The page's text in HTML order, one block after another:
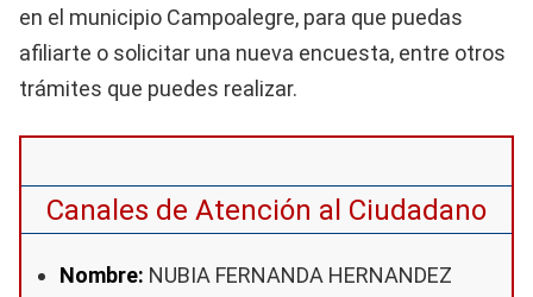
en el municipio Campoalegre, para que puedas
afiliarte o solicitar una nueva encuesta, entre otros
trámites que puedes realizar.
Canales de Atención al Ciudadano
Nombre: NUBIA FERNANDA HERNANDEZ